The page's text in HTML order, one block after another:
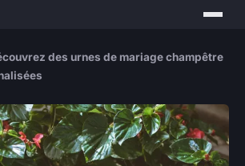
des urnes de mariage champêtre